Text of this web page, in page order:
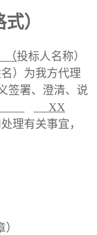
）
（投标人名称）
名）为我方代理
签署、澄清、说
XX
理有关事宜，